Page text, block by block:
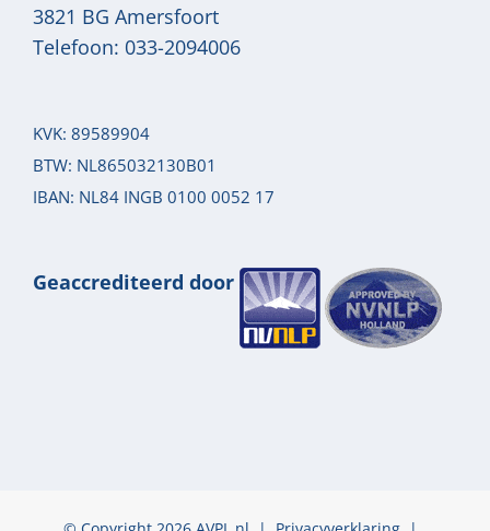
3821 BG Amersfoort
Telefoon: 033-2094006
KVK: 89589904
BTW: NL865032130B01
IBAN: NL84 INGB 0100 0052 17
Geaccrediteerd door